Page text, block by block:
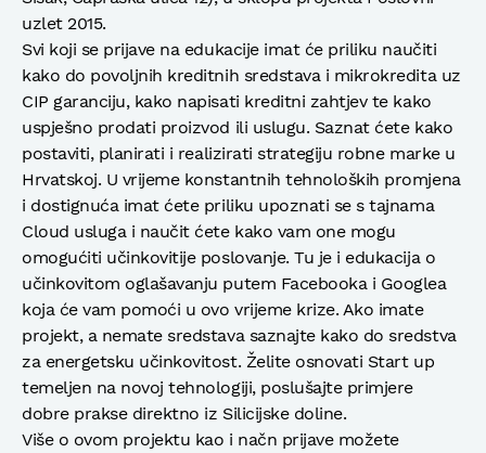
uzlet 2015.
Svi koji se prijave na edukacije imat će priliku naučiti
kako do povoljnih kreditnih sredstava i mikrokredita uz
CIP garanciju, kako napisati kreditni zahtjev te kako
uspješno prodati proizvod ili uslugu. Saznat ćete kako
postaviti, planirati i realizirati strategiju robne marke u
Hrvatskoj. U vrijeme konstantnih tehnoloških promjena
i dostignuća imat ćete priliku upoznati se s tajnama
Cloud usluga i naučit ćete kako vam one mogu
omogućiti učinkovitije poslovanje. Tu je i edukacija o
učinkovitom oglašavanju putem Facebooka i Googlea
koja će vam pomoći u ovo vrijeme krize. Ako imate
projekt, a nemate sredstava saznajte kako do sredstva
za energetsku učinkovitost. Želite osnovati Start up
temeljen na novoj tehnologiji, poslušajte primjere
dobre prakse direktno iz Silicijske doline.
Više o ovom projektu kao i načn prijave možete